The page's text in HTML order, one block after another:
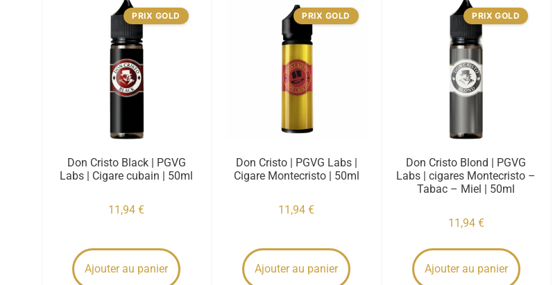
PRIX GOLD
Don Cristo Black | PGVG
Labs | Cigare cubain | 50ml
11,94€
Ajouter au panier
PRIX GOLD
Don Cristo | PGVG Labs |
Cigare Montecristo | 50ml
11,94€
Ajouter au panier
PRIX GOLD
Don Cristo Blond | PGVG
Labs | cigares Montecristo –
Tabac – Miel | 50ml
11,94 €
Ajouter au panier